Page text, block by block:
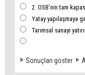
2. OSB’nin tam
Yatay yapılaşmaya
Tarımsal sanayi
Sonuçları göster